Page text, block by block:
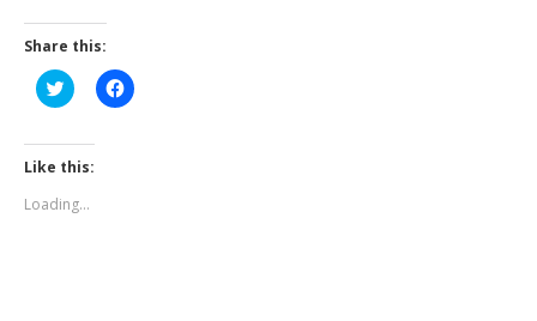
Share this:
Click
to
Twitter
(Opens
in
window)
Click
to
Like this:
Loading...